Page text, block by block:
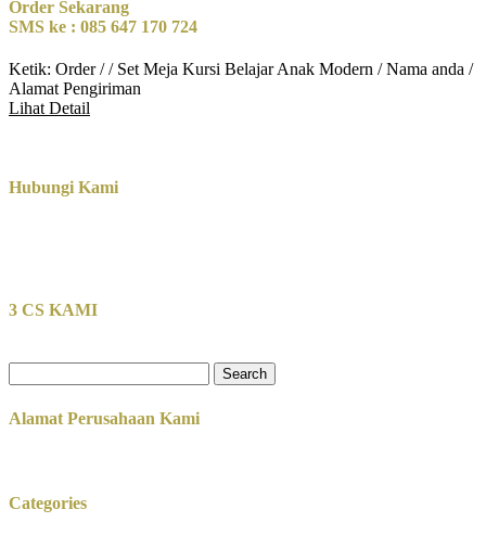
Order Sekarang
SMS ke : 085 647 170 724
Ketik: Order / / Set Meja Kursi Belajar Anak Modern / Nama anda /
Alamat Pengiriman
Lihat Detail
Hubungi Kami
3 CS KAMI
for:
Alamat Perusahaan Kami
Categories